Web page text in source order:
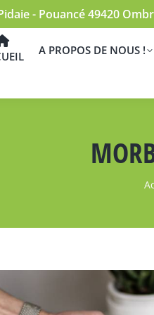
- Pouancé 49420
A PROPOS DE NOUS !